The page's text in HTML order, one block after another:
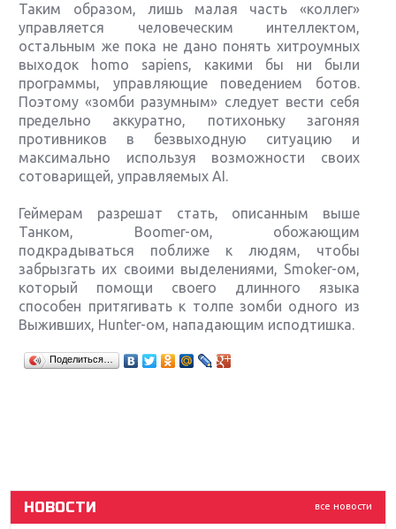
Таким образом, лишь малая часть «коллег»
управляется человеческим интеллектом,
остальным же пока не дано понять хитроумных
выходок homo sapiens, какими бы ни были
программы, управляющие поведением ботов.
Поэтому «зомби разумным» следует вести себя
предельно аккуратно, потихоньку загоняя
противников в безвыходную ситуацию и
максимально используя возможности своих
сотоварищей, управляемых AI.
Геймерам разрешат стать, описанным выше
Танком, Boomer-ом, обожающим
подкрадываться поближе к людям, чтобы
забрызгать их своими выделениями, Smoker-ом,
который помощи своего длинного языка
способен притягивать к толпе зомби одного из
Выживших, Hunter-ом, нападающим исподтишка.
Поделиться…
все новости
НОВОСТИ
Крупнейшие релизы мая: Nintendo, Microsoft и
Sony
Far Cry 5: хвалить нельзя ругать